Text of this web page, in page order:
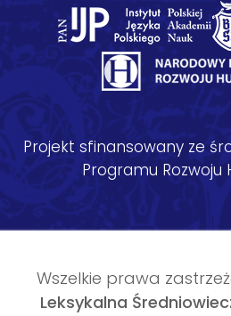
Projekt sfinansowany ze
Programu Rozwoju
Wszelkie prawa
Leksykalna